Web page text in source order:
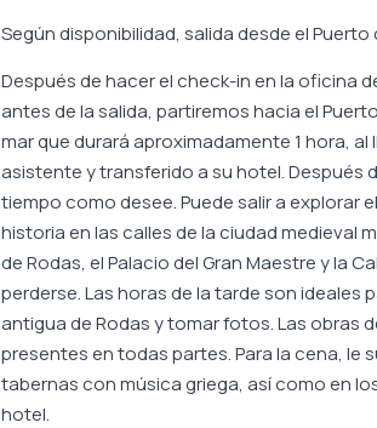
Según disponibilidad, salida desde el Puerto
Después de hacer el check-in en la oficina
antes de la salida, partiremos hacia el
mar que durará aproximadamente 1 hora,
asistente y transferido a su hotel. Después
tiempo como desee. Puede salir a explorar
historia en las calles de la ciudad medieval
de Rodas, el Palacio del Gran Maestre y la
perderse. Las horas de la tarde son ideales
antigua de Rodas y tomar fotos. Las obras
presentes en todas partes. Para la cena, le
tabernas con música griega, así como en
hotel.